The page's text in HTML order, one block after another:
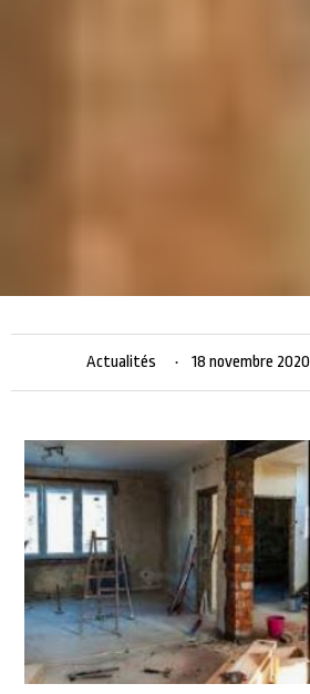
Actualités 18 novembre 2020